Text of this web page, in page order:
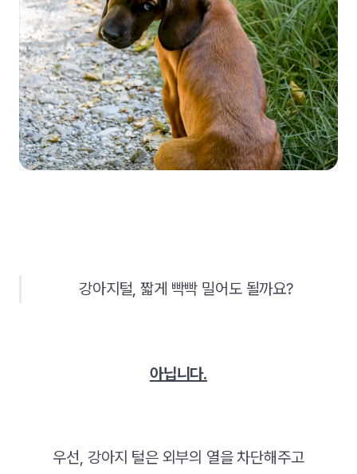
강아지털, 짧게 빡빡 밀어도 될까요?
아닙니다.
우선, 강아지 털은 외부의 열을 차단해주고